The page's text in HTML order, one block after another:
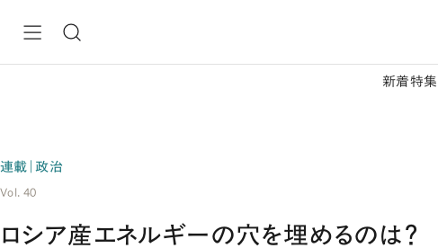
新着特集
連載｜政治
Vol. 40
ロシア産エネルギーの穴を埋めるのは？